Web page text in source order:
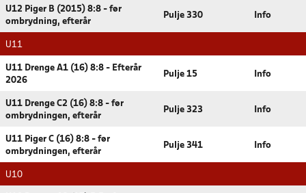
U12 Piger B (2015) 8:8 - før
ombrydning, efterår
Pulje 330 Info
U11
U11 Drenge A1 (16) 8:8 - Efterår
2026
Pulje 15 Info
U11 Drenge C2 (16) 8:8 - før
ombrydningen, efterår
Pulje 323 Info
U11 Piger C (16) 8:8 - før
ombrydningen, efterår
Pulje 341 Info
U10